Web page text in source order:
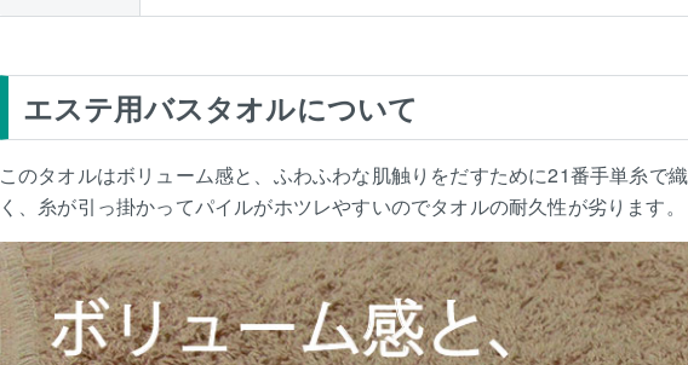
エステ用バスタオルについて
このタオルはボリューム感と、ふわふわな肌触りをだすために21番手単糸で
く、糸が引っ掛かってパイルがホツレやすいのでタオルの耐久性が劣ります